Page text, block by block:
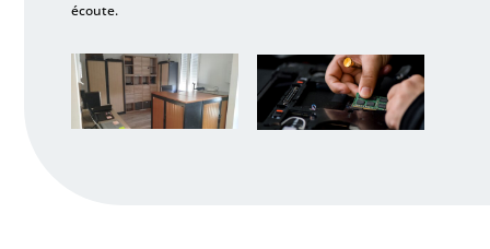
écoute.